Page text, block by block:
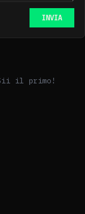
INVIA
Sii il primo!